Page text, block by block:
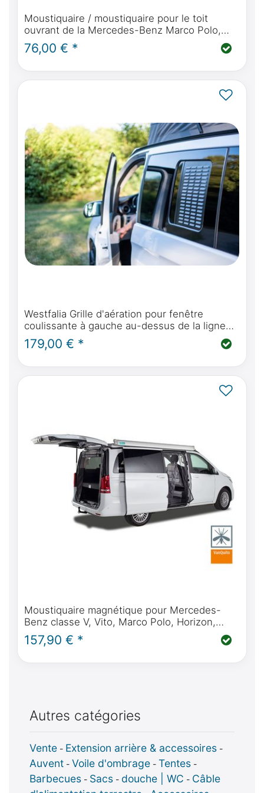
Moustiquaire / moustiquaire pour le toit
ouvrant de la Mercedes-Benz Marco Polo,
Horizon, Activity (W447 2014 - aujourd'hui)
76,00 € *
Westfalia Grille d'aération pour fenêtre
coulissante à gauche au-dessus de la ligne
de cuisine adaptée à Mercedes-Benz Marco
Polo W447
179,00 € *
Moustiquaire magnétique pour Mercedes-
Benz classe V, Vito, Marco Polo, Horizon,
Activity à partir de BJ2014 (W447) porte(s)
coulissante(s)
157,90 € *
Autres catégories
Vente - Extension arrière & accessoires -
Auvent - Voile d'ombrage - Tentes -
Barbecues - Sacs - douche | WC - Câble